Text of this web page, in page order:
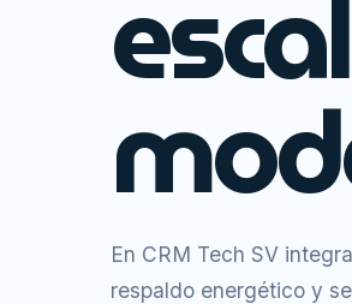
En CRM Tech SV
respaldo energético y